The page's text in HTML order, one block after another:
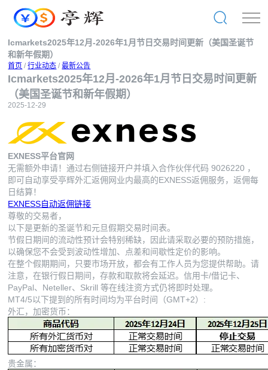
Icmarkets2025年12月-2026年1月节日交易时间更新（美国圣诞节
和新年假期）
首页 /行业动态 /最新公告
Icmarkets2025年12月-2026年1月节日交易时间更新
（美国圣诞节和新年假期）
2025-12-29
EXNESS平台官网
无需额外申请！通过右侧链接开户并填入合作伙伴代码9026220 ，
即可自动享受亭辉外汇返佣网业内最高的EXNESS返佣服务，返佣每
日结算！
EXNESS自动返佣链接
尊敬的交易者，
以下是更新的圣诞节和元旦假期交易时间表。
节假日期间的流动性预计会特别稀缺，因此请采取必要的预防措施，
以确保您不会受到波动性增加、点差和间歇性定价的影响。
在整个假期期间，只要市场开放，都会有工作人员为您提供帮助。请
注意，在银行假日期间，存款和取款将会延迟。信用卡/借记卡、
PayPal、Neteller、Skrill 等在线注资方式仍将即时处理。
MT4/5以下提到的所有时间均为平台时间（GMT+2）:
外汇，加密货币：
贵金属：